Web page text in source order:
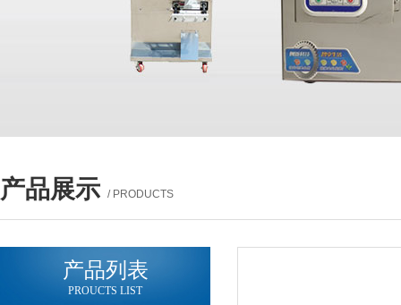
产品展示 / PRODUCTS
产品列表
PROUCTS LIST